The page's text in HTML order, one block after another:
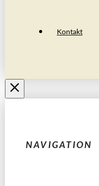
Kontakt
NAVIGATION